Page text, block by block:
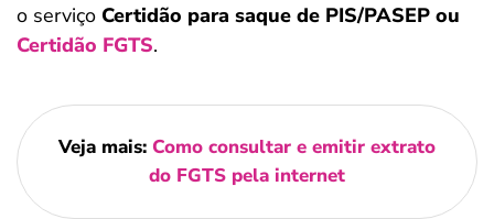
o serviço Certidão para saque de PIS/PASEP ou
Certidão FGTS.
Veja mais: Como consultar e emitir extrato
do FGTS pela internet